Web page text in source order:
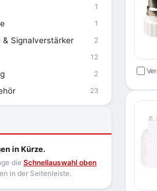
1
1
& Signalverstärker 2
12
2
23
in Kürze.
die Schnellauswahl oben
in der Seitenleiste.